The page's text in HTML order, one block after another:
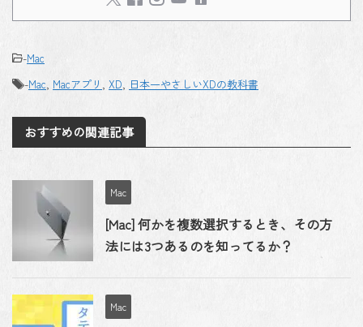
-Mac
-Mac, Macアプリ , XD, 日本一やさしいXDの教科書
おすすめの関連記事
Mac
[Mac] 何かを複数選択するとき、その方
法には3つあるのを知ってるか？
Mac